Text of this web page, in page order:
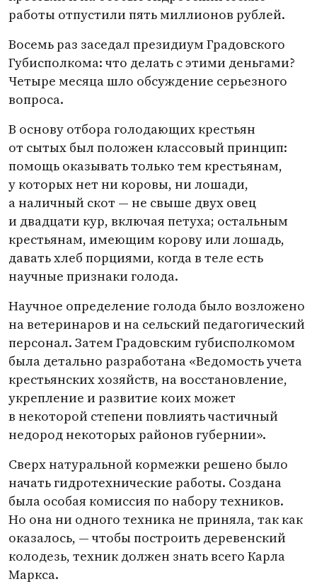
работы отпустили пять миллионов рублей.
Восемь раз заседал президиум Градовского
Губисполкома: что делать с этими деньгами?
Четыре месяца шло обсуждение серьезного
вопроса.
В основу отбора голодающих крестьян
от сытых был положен классовый принцип:
помощь оказывать только тем крестьянам,
у которых нет ни коровы, ни лошади,
а наличный скот — не свыше двух овец
и двадцати кур, включая петуха; остальным
крестьянам, имеющим корову или лошадь,
давать хлеб порциями, когда в теле есть
научные признаки голода.
Научное определение голода было возложено
на ветеринаров и на сельский педагогический
персонал. Затем Градовским губисполкомом
была детально разработана «Ведомость учета
крестьянских хозяйств, на восстановление,
укрепление и развитие коих может
в некоторой степени повлиять частичный
недород некоторых районов губернии».
Сверх натуральной кормежки решено было
начать гидротехнические работы. Создана
была особая комиссия по набору техников.
Но она ни одного техника не приняла, так как
оказалось, — чтобы построить деревенский
колодезь, техник должен знать всего Карла
Маркса.